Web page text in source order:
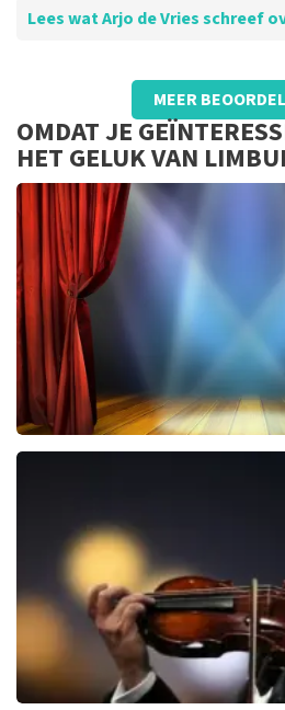
Lees wat Arjo de Vries schreef
Beoordeling van Arjo de Vries over
Goed
MEER
OMDAT JE
HET GELUK VAN
BEKIJKEN